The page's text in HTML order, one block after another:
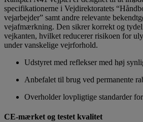
specifikationerne i Vejdirektoratets
vejarbejder” samt andre relevante
vejafmærkning. Den sikrer korrekt og
vejkanten, hvilket reducerer risikoen for
under vanskelige vejrforhold.
Udstyret med reflekser med høj
Anbefalet til brug ved permanente
Overholder lovpligtige standarder
CE-mærket og testet kvalitet